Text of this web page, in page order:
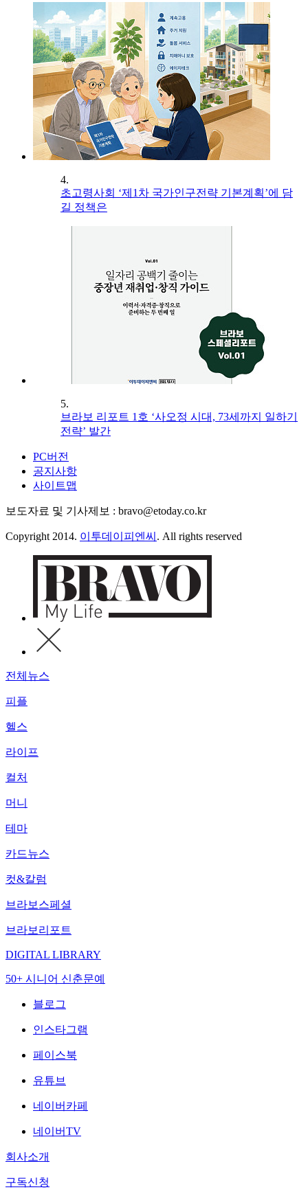
4.
초고령사회 ‘제1차 국가인구전략 기본계획’에 담
길 정책은
5.
브라보 리포트 1호 ‘사오정 시대, 73세까지 일하기
전략’ 발간
PC버전
공지사항
사이트맵
보도자료 및 기사제보 : bravo@etoday.co.kr
Copyright 2014. 이투데이피엔씨 . All rights reserved
전체뉴스
피플
헬스
라이프
컬처
머니
테마
카드뉴스
컷&칼럼
브라보스페셜
브라보리포트
DIGITAL LIBRARY
50+ 시니어 신춘문예
블로그
인스타그램
페이스북
유튜브
네이버카페
네이버TV
회사소개
구독신청